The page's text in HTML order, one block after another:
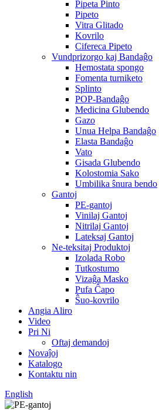
Pipeta Pinto
Pipeto
Vitra Glitado
Kovrilo
Cifereca Pipeto
Vundprizorgo kaj Bandaĝo
Hemostata spongo
Fomenta turniketo
Splinto
POP-Bandaĝo
Medicina Glubendo
Gazo
Unua Helpa Bandaĝo
Elasta Bandaĝo
Vato
Gisada Glubendo
Kolostomia Sako
Umbilika ŝnura bendo
Gantoj
PE-gantoj
Vinilaj Gantoj
Nitrilaj Gantoj
Lateksaj Gantoj
Ne-teksitaj Produktoj
Izolada Robo
Tutkostumo
Vizaĝa Masko
Pufa Ĉapo
Ŝuo-kovrilo
Angia Aliro
Video
Pri Ni
Oftaj demandoj
Novaĵoj
Katalogo
Kontaktu nin
English